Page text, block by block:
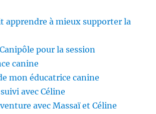
apprendre à mieux supporter la
pour la session
canine
mon éducatrice canine
avec Céline
avec Massaï et Céline